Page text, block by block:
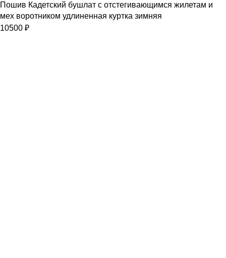
Пошив Кадетский бушлат с отстегивающимся жилетам и
мех воротником удлиненная куртка зимняя
10500 ₽